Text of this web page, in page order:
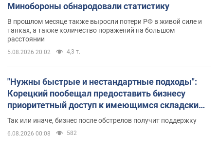
Минобороны обнародовали статистику
В прошлом месяце также выросли потери РФ в живой силе и
танках, а также количество поражений на большом
расстоянии
5.08.2026 20:02 4,3 т.
"Нужны быстрые и нестандартные подходы":
Корецкий пообещал предоставить бизнесу
приоритетный доступ к имеющимся складским
помещениям
Так или иначе, бизнес после обстрелов получит поддержку
6.08.2026 00:08 582